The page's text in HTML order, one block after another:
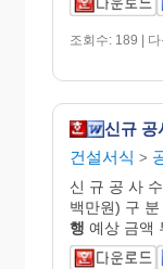
조회수: 189 |
신규 공
건설서식 >
신 규 공 사
백만원) 구 분
행 예상 금액